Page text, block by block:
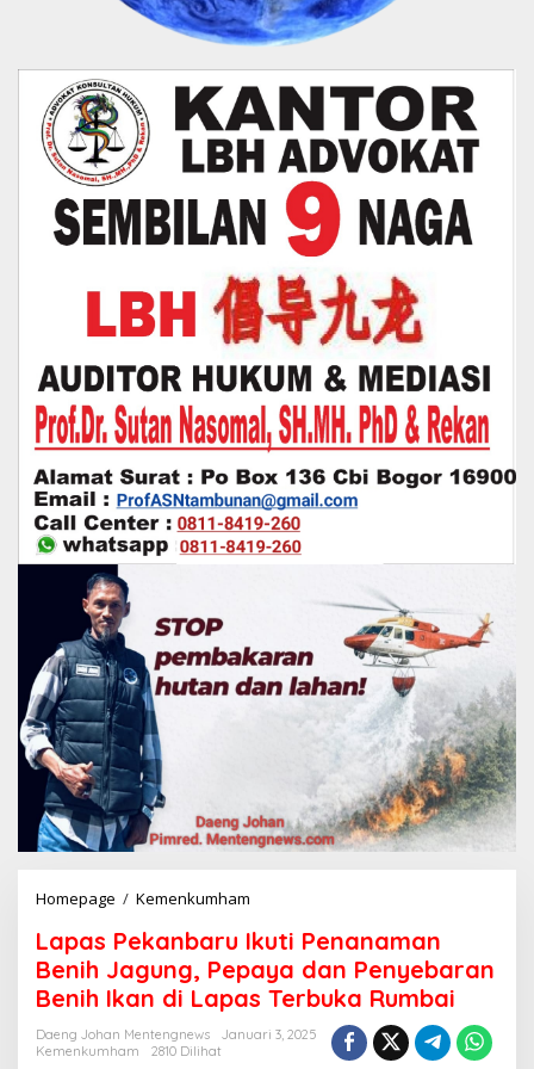
Homepage / Kemenkumham
p
a
s
P
e
Lapas Pekanbaru Ikuti Penanaman
Benih Jagung, Pepaya dan Penyebaran
Benih Ikan di Lapas Terbuka Rumbai
Daeng Johan Mentengnews
Januari 3, 2025
Kemenkumham
2810 Dilihat